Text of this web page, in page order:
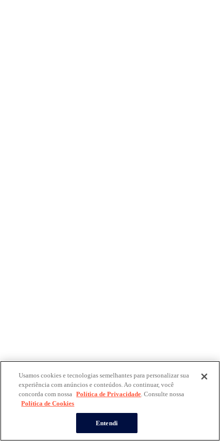
Usamos cookies e tecnologias semelhantes para personalizar sua
experiência com anúncios e conteúdos. Ao continuar, você
concorda com nossa Política de Privacidade. Consulte nossa
Política de Cookies
Entendi